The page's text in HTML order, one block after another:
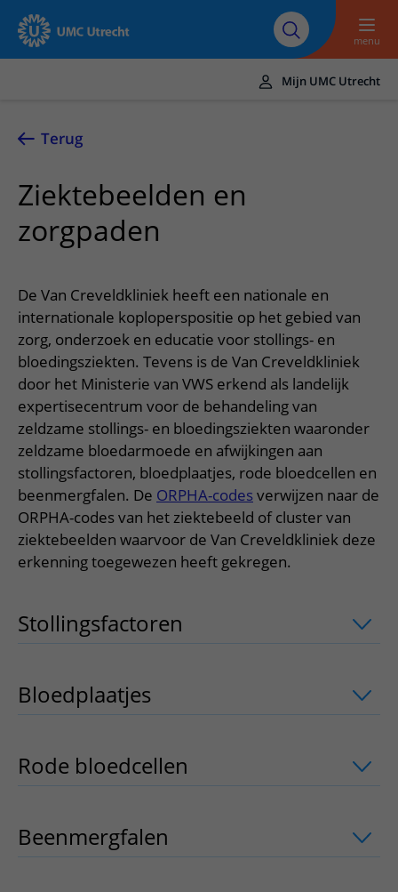
Naar hoofdinhoud
Over UMC
Utrecht
Research
Werken bij het UMC
Utrecht
menu
UMC Utrecht
Zorg en behandeling
Ziekten en aandoeningen
Poliklinieken
Verpleegafdelingen
Onze zorgverleners
Onderzoeken en diagnostiek
Het Wilhelmina Kinderziekenhuis
Afspraak en opname
Bezoek aan de polikliniek
Opname in het ziekenhuis
Voorbereiding op uw afspraak
Bloedprikken
Wachttijden
Bezoektijden
Wijzigen patiëntgegevens
Mijn UMC Utrecht patiëntportaal
Op bezoek in het UMC Utrecht
Apotheek
Winkels en restaurants
Faciliteiten en voorzieningen
Bezoekregels
Kwaliteit en veiligheid
Contact en route
Spoed
Contactgegevens
Route naar het ziekenhuis
Parkeren
Wegwijs in het ziekenhuis
Contact met polikliniek
Contact met verpleegafdeling
Verwijzers
Patiënt verwijzen
Teleconsult aanvragen
Diagnostiek aanvragen
Zorgverlenersportaal
Meer UMC Utrecht
Over UMC Utrecht
Research
Onderwijs
Werken bij het UMC Utrecht
Mijn UMC Utrecht
Terug
Ziektebeelden en
zorgpaden
De Van Creveldkliniek heeft een nationale en
internationale koploperspositie op het gebied van
zorg, onderzoek en educatie voor stollings- en
bloedingsziekten. Tevens is de Van Creveldkliniek
door het Ministerie van VWS erkend als landelijk
expertisecentrum voor de behandeling van
zeldzame stollings- en bloedingsziekten waaronder
zeldzame bloedarmoede en afwijkingen aan
stollingsfactoren, bloedplaatjes, rode bloedcellen en
beenmergfalen. De ORPHA-codesverwijzen naar de
ORPHA-codes van het ziektebeeld of cluster van
ziektebeelden waarvoor de Van Creveldkliniek deze
erkenning toegewezen heeft gekregen.
Stollingsfactoren uitklapper, klik om
Bloedplaatjes uitklapper, klik om te
Rode bloedcellen uitklapper, klik om
Beenmergfalen uitklapper, klik om te